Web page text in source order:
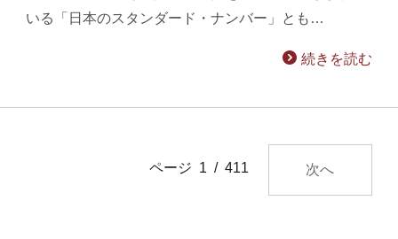
いる「日本のスタンダード・ナンバー」とも…
続きを読む
ページ 1 / 411 次へ